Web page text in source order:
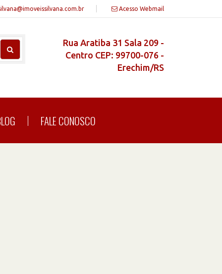
Acesso Webmail
Rua Aratiba 31 Sala 209 -
Centro CEP: 99700-076 -
Erechim/RS
FALE CONOSCO